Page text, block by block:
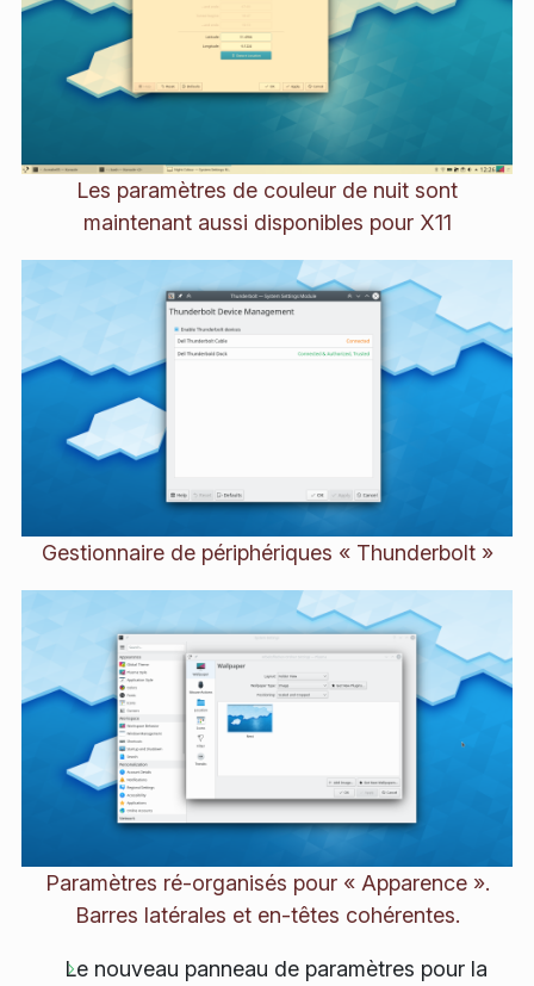
Les paramètres de couleur de nuit sont
maintenant aussi disponibles pour X11
Gestionnaire de périphériques « Thunderbolt »
Paramètres ré-organisés pour « Apparence ».
Barres latérales et en-têtes cohérentes.
Le nouveau panneau de paramètres pour la